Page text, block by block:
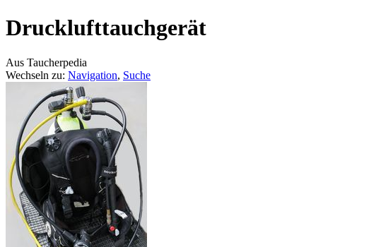
Drucklufttauchgerät
Aus Taucherpedia
Wechseln zu: Navigation, Suche